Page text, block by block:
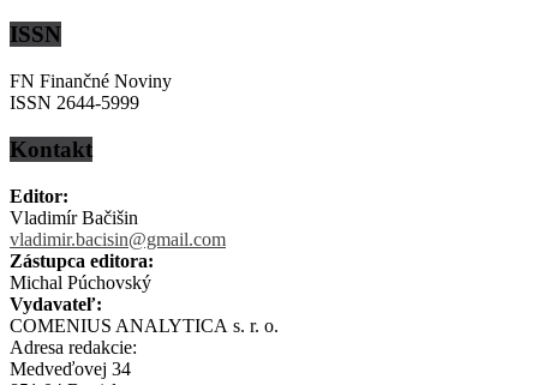
ISSN
FN Finančné Noviny
ISSN 2644-5999
Kontakt
Editor:
Vladimír Bačišin
vladimir.bacisin@gmail.com
Zástupca editora:
Michal Púchovský
Vydavateľ:
COMENIUS ANALYTICA s. r. o.
Adresa redakcie:
Medveďovej 34